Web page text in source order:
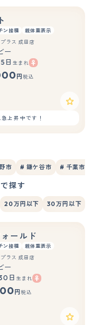
ン接種 親体重表示
ラス 成田店
ー
日 生まれ
円 税込
上昇中です！
市 # 鎌ケ谷市 # 千葉市稲
探す
20万円以下 30万円以下
ールド
ン接種 親体重表示
もっと見る
ラス 成田店
ー
日 生まれ
円 税込